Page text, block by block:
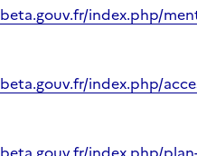
index.php/
index.php/